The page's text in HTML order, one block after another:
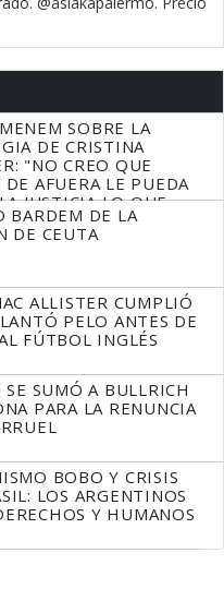
SOBRE LA
DE CRISTINA
"NO CREO QUE
AFUERA LE PUEDA
JUSTICIA LO QUE
HACER"
BARDEM DE LA
DE CEUTA
ALLISTER CUMPLIÓ
PELO ANTES DE
FÚTBOL INGLÉS
SUMÓ A BULLRICH
PARA LA RENUNCIA
BOBO Y CRISIS
LOS ARGENTINOS
Y HUMANOS